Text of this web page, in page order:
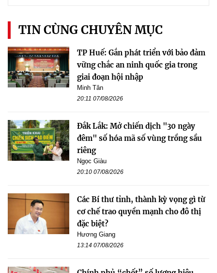
TIN CÙNG CHUYÊN MỤC
TP Huế: Gắn phát triển với bảo đảm
vững chắc an ninh quốc gia trong
giai đoạn hội nhập
Minh Tân
20:11 07/08/2026
Đắk Lắk: Mở chiến dịch "30 ngày
đêm" số hóa mã số vùng trồng sầu
riêng
Ngọc Giàu
20:10 07/08/2026
Các Bí thư tỉnh, thành kỳ vọng gì từ
cơ chế trao quyền mạnh cho đô thị
đặc biệt?
Hương Giang
13:14 07/08/2026